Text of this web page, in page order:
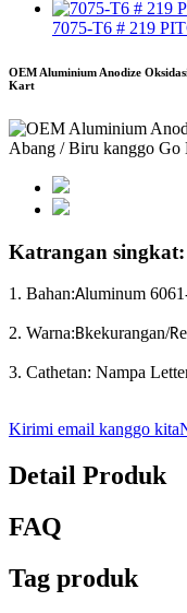
7075-T6 # 219
OEM Aluminium Anodize
Kart
Katrangan singkat:
1. Bahan:Aluminum
2. Warna:Bkekurangan/R
3. Cathetan: Nampa
Kirimi email kanggo kita
Detail Produk
FAQ
Tag produk